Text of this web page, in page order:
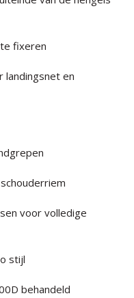
fixeren
landingsnet en
voor volledige
stijl
behandeld